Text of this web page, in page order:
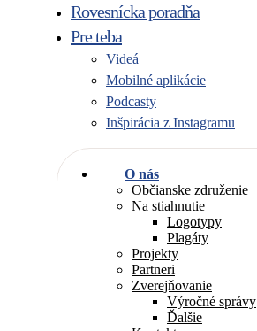
Rovesnícka poradňa
Pre teba
Videá
Mobilné aplikácie
Podcasty
Inšpirácia z Instagramu
O nás
Občianske združenie
Na stiahnutie
Logotypy
Plagáty
Projekty
Partneri
Zverejňovanie
Výročné správy
Ďalšie